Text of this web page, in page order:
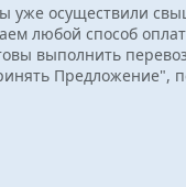
уже осуществили
любой способ
выполнить
Предложение",